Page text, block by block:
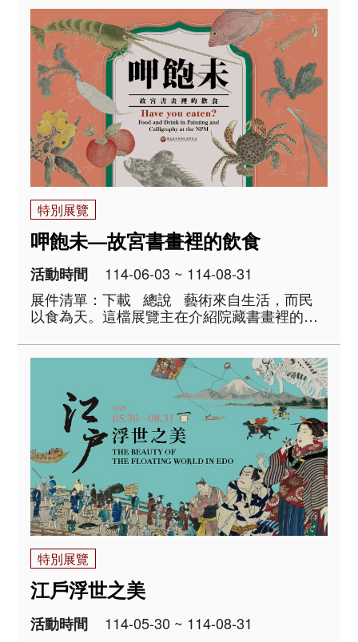
特別展覽
呷飽未—故宮書畫裡的飲食
活動時間
114-06-03 ~ 114-08-31
展件清單：下載 總說 藝術來自生活，而民
以食為天。這檔展覽主在介紹院藏書畫裡的吃
清淡小菜。邀請各位好奇的觀眾，一探歷代文
物裡的飲食，展場備有點單，可以勾選喜歡的
菜色，用眼睛視吃品嘗..
特別展覽
江戶浮世之美
活動時間
114-05-30 ~ 114-08-31